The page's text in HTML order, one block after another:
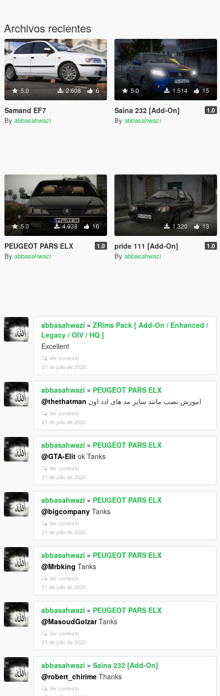
Archivos recientes
5.0 2.608 6
Samand EF7
By abbasahwazi
5.0 1.514 15
Saina 232 [Add-On] 1.0
By abbasahwazi
5.0 4.938 16
PEUGEOT PARS ELX 1.0
By abbasahwazi
1.320 13
pride 111 [Add-On] 1.0
By abbasahwazi
abbasahwazi » ZRims Pack [ Add-On / Enhanced /
Legacy / OIV / HQ ]
Excellent
Ver contexto
21 de julio de 2020
abbasahwazi » PEUGEOT PARS ELX
@thethatman اموزش نصب مانند سایر مد های ادد اون
Ver contexto
21 de julio de 2020
abbasahwazi » PEUGEOT PARS ELX
@GTA-Elit ok Tanks
Ver contexto
21 de julio de 2020
abbasahwazi » PEUGEOT PARS ELX
@bigcompany Tanks
Ver contexto
21 de julio de 2020
abbasahwazi » PEUGEOT PARS ELX
@Mrbking Tanks
Ver contexto
21 de julio de 2020
abbasahwazi » PEUGEOT PARS ELX
@MasoudGolzarTanks
Ver contexto
21 de julio de 2020
abbasahwazi » Saina 232 [Add-On]
@robert_chirime Thanks
Ver contexto